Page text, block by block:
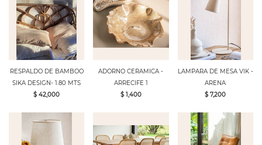
RESPALDO DE BAMBOO
SIKA DESIGN- 1.80 MTS
$ 42,000
ADORNO CERAMICA -
ARRECIFE 1
$ 1,400
LAMPARA DE MESA VIK -
ARENA
$ 7,200